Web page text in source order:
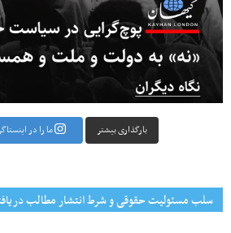
بارگذاری بیشتر ما را در
سلب مسئولیت حقوقی و شرط انتشار مطالب